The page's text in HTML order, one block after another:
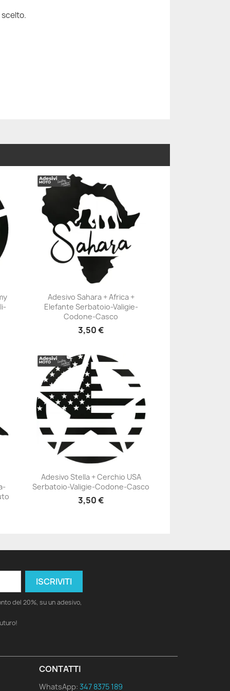
+23
Adesivo Sahara + Africa +
Elefante Serbatoio-Valigie-
Codone-Casco
3,50 €
+23
Adesivo Stella + Cerchio USA
Serbatoio-Valigie-Codone-Casco
3,50 €
del 20%, su un adesivo,
CONTATTI
WhatsApp: 347 8375 189